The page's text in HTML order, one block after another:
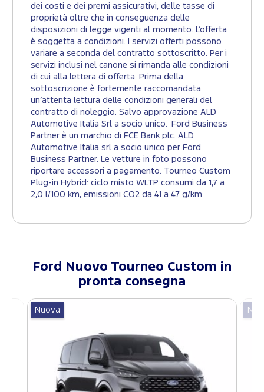
dei costi e dei premi assicurativi, delle tasse di
proprietà oltre che in conseguenza delle
disposizioni di legge vigenti al momento. L’offerta
è soggetta a condizioni. I servizi offerti possono
variare a seconda del contratto sottoscritto. Per i
servizi inclusi nel canone si rimanda alle condizioni
di cui alla lettera di offerta. Prima della
sottoscrizione è fortemente raccomandata
un’attenta lettura delle condizioni generali del
contratto di noleggio. Salvo approvazione ALD
Automotive Italia Srl a socio unico. Ford Business
Partner è un marchio di FCE Bank plc. ALD
Automotive Italia srl a socio unico per Ford
Business Partner. Le vetture in foto possono
riportare accessori a pagamento. Tourneo Custom
Plug-in Hybrid: ciclo misto WLTP consumi da 1,7 a
2,0 l/100 km, emissioni CO2 da 41 a 47 g/km.
Ford Nuovo Tourneo Custom in
pronta consegna
Nuova